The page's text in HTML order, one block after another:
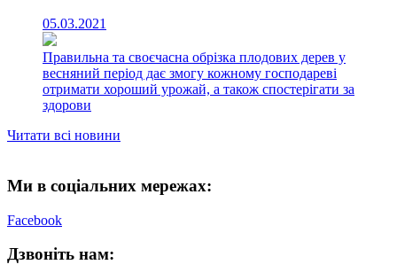
05.03.2021
Правильна та своєчасна обрізка плодових дерев у
весняний період дає змогу кожному господареві
отримати хороший урожай, а також спостерігати за
здорови
Читати всі новини
Ми в соціальних мережах:
Facebook
Дзвоніть нам: